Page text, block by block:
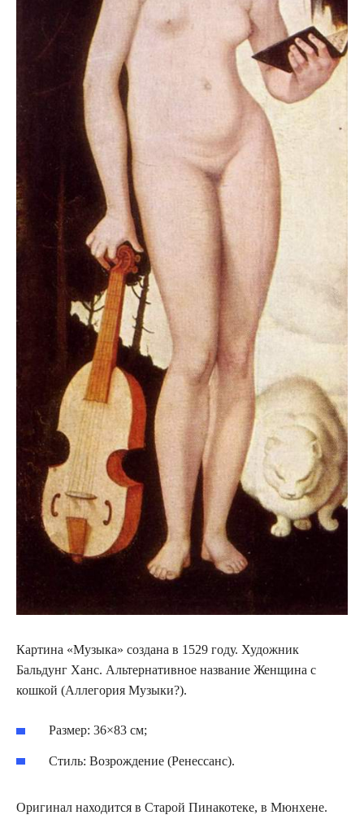
Картина «Музыка» создана в 1529 году. Художник
Бальдунг Ханс. Альтернативное название Женщина с
кошкой (Аллегория Музыки?).
Размер: 36×83 см;
Стиль: Возрождение (Ренессанс).
Оригинал находится в Старой Пинакотеке, в Мюнхене.